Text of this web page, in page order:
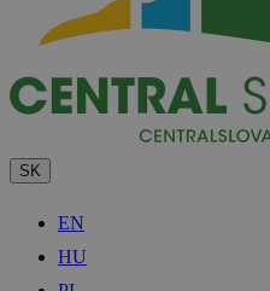
SK
EN
HU